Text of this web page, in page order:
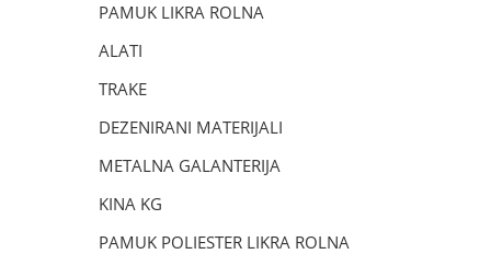
PAMUK LIKRA ROLNA
ALATI
TRAKE
DEZENIRANI MATERIJALI
METALNA GALANTERIJA
KINA KG
PAMUK POLIESTER LIKRA ROLNA